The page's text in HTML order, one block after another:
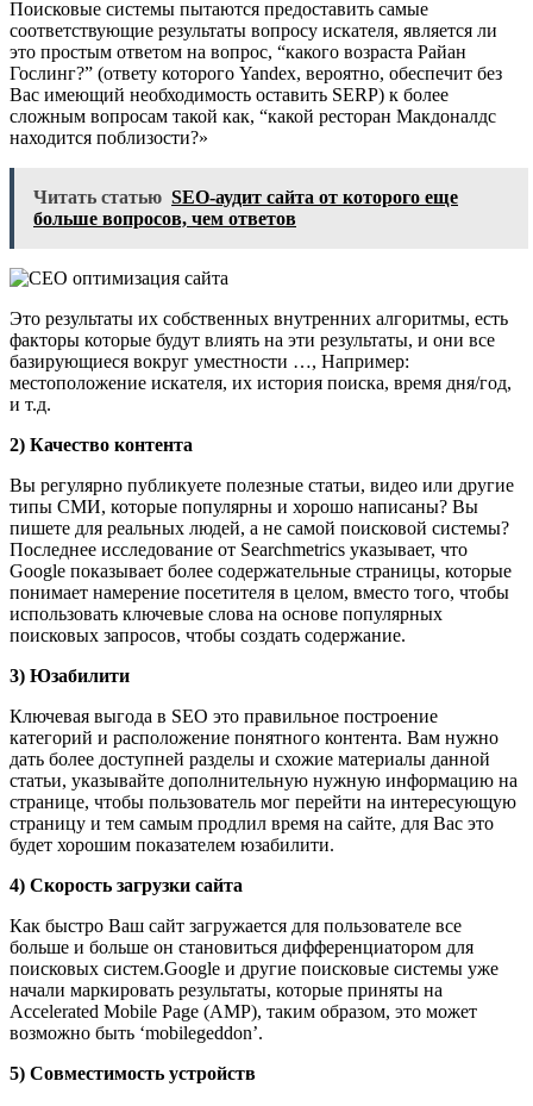
Поисковые системы пытаются предоставить самые
соответствующие результаты вопросу искателя, является ли
это простым ответом на вопрос, “какого возраста Райан
Гослинг?” (ответу которого Yandex, вероятно, обеспечит без
Вас имеющий необходимость оставить SERP) к более
сложным вопросам такой как, “какой ресторан Макдоналдс
находится поблизости?»
Читать статью SEO-аудит сайта от которого еще
больше вопросов, чем ответов
Это результаты их собственных внутренних алгоритмы, есть
факторы которые будут влиять на эти результаты, и они все
базирующиеся вокруг уместности …, Например:
местоположение искателя, их история поиска, время дня/год,
и т.д.
2) Качество контента
Вы регулярно публикуете полезные статьи, видео или другие
типы СМИ, которые популярны и хорошо написаны? Вы
пишете для реальных людей, а не самой поисковой системы?
Последнее исследование от Searchmetrics указывает, что
Google показывает более содержательные страницы, которые
понимает намерение посетителя в целом, вместо того, чтобы
использовать ключевые слова на основе популярных
поисковых запросов, чтобы создать содержание.
3) Юзабилити
Ключевая выгода в SEO это правильное построение
категорий и расположение понятного контента. Вам нужно
дать более доступней разделы и схожие материалы данной
статьи, указывайте дополнительную нужную информацию на
странице, чтобы пользователь мог перейти на интересующую
страницу и тем самым продлил время на сайте, для Вас это
будет хорошим показателем юзабилити.
4) Скорость загрузки сайта
Как быстро Ваш сайт загружается для пользователе все
больше и больше он становиться дифференциатором для
поисковых систем.Google и другие поисковые системы уже
начали маркировать результаты, которые приняты на
Accelerated Mobile Page (AMP), таким образом, это может
возможно быть ‘mobilegeddon’.
5) Совместимость устройств